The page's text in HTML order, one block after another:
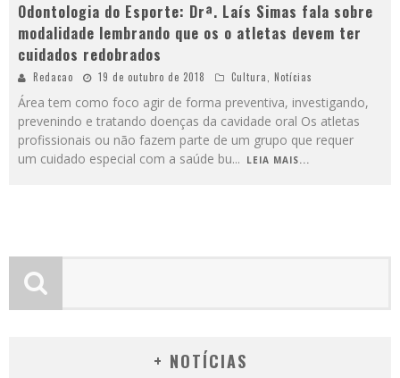
Odontologia do Esporte: Drª. Laís Simas fala sobre
modalidade lembrando que os o atletas devem ter
cuidados redobrados
Redacao 19 de outubro de 2018 Cultura, Notícias
Área tem como foco agir de forma preventiva, investigando,
prevenindo e tratando doenças da cavidade oral Os atletas
profissionais ou não fazem parte de um grupo que requer
um cuidado especial com a saúde bu... LEIA MAIS...
+ NOTÍCIAS